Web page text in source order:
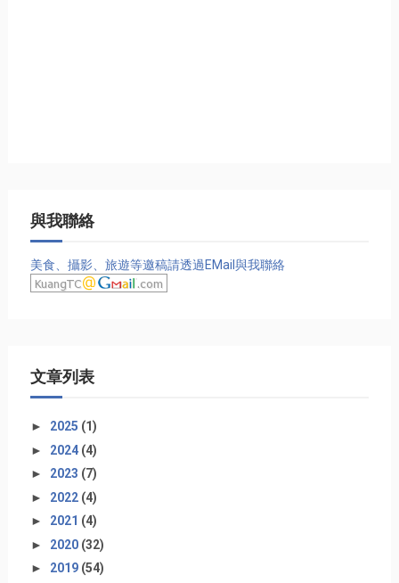
與我聯絡
美食、攝影、旅遊等邀稿請透過EMail與我聯絡
文章列表
► 2025 (1)
► 2024 (4)
► 2023 (7)
► 2022 (4)
► 2021 (4)
► 2020 (32)
► 2019 (54)